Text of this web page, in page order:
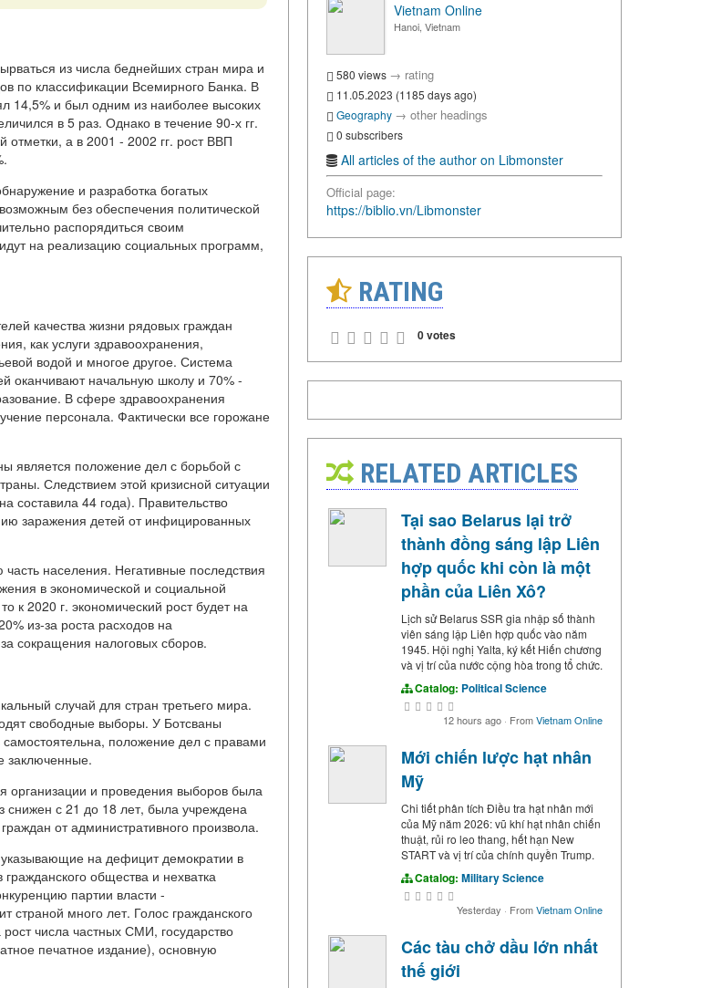
из числа беднейших стран мира и
по классификации Всемирного Банка. В
14,5% и был одним из наиболее высоких
в 5 раз. Однако в течение 90-х гг.
отметки, а в 2001 - 2002 гг. рост ВВП
и разработка богатых
без обеспечения политической
распорядиться своим
на реализацию социальных программ,
качества жизни рядовых граждан
как услуги здравоохранения,
водой и многое другое. Система
оканчивают начальную школу и 70% -
В сфере здравоохранения
персонала. Фактически все горожане
является положение дел с борьбой с
Следствием этой кризисной ситуации
составила 44 года). Правительство
заражения детей от инфицированных
населения. Негативные последствия
в экономической и социальной
к 2020 г. экономический рост будет на
из-за роста расходов на
сокращения налоговых сборов.
случай для стран третьего мира.
свободные выборы. У Ботсваны
самостоятельна, положение дел с правами
заключенные.
и проведения выборов была
снижен с 21 до 18 лет, была учреждена
от административного произвола.
указывающие на дефицит демократии в
общества и нехватка
партии власти -
страной много лет. Голос гражданского
числа частных СМИ, государство
печатное издание), основную
Vietnam Online
Hanoi, Vietnam
580 views → rating
11.05.2023 (1185 days ago)
Geography → other headings
0 subscribers
All articles of the author on Libmonster
Official page:
https://biblio.vn/Libmonster
RATING
0 votes
RELATED ARTICLES
Tại sao Belarus lại trở
thành đồng sáng lập Liên
hợp quốc khi còn là một
phần của Liên Xô?
Lịch sử Belarus SSR gia nhập số thành
viên sáng lập Liên hợp quốc vào năm
1945. Hội nghị Yalta, ký kết Hiến chương
và vị trí của nước cộng hòa trong tổ chức.
Catalog: Political Science
12 hours ago · FromVietnam Online
Mới chiến lược hạt nhân
Mỹ
Chi tiết phân tích Điều tra hạt nhân mới
của Mỹ năm 2026: vũ khí hạt nhân chiến
thuật, rủi ro leo thang, hết hạn New
START và vị trí của chính quyền Trump.
Catalog: Military Science
Yesterday · FromVietnam Online
Các tàu chở dầu lớn nhất
thế giới